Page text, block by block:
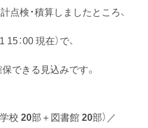
検・積算しましたところ、
：00 現在）で、
できる見込みです。
校 20部＋図書館20部）／